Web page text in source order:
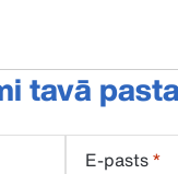
tavā
E-pasts*